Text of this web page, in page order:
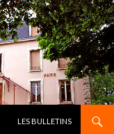
LES BULLETINS